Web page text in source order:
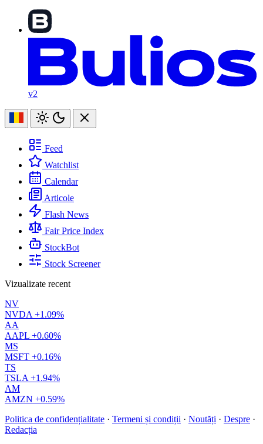
v2
Feed
Watchlist
Calendar
Articole
Flash News
Fair Price Index
StockBot
Stock Screener
Vizualizate recent
NV
NVDA +1.09%
AA
AAPL +0.60%
MS
MSFT +0.16%
TS
TSLA +1.94%
AM
AMZN +0.59%
Politica de confidențialitate · Termeni și condiții · Noutăți · Despre ·
Redacția